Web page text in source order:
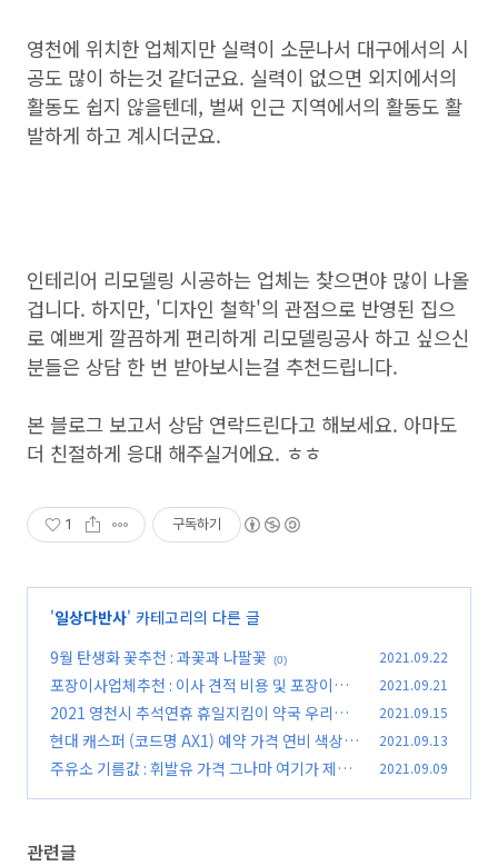
영천에 위치한 업체지만 실력이 소문나서 대구에서의 시
공도 많이 하는것 같더군요. 실력이 없으면 외지에서의
활동도 쉽지 않을텐데, 벌써 인근 지역에서의 활동도 활
발하게 하고 계시더군요.
인테리어 리모델링 시공하는 업체는 찾으면야 많이 나올
겁니다. 하지만, '디자인 철학'의 관점으로 반영된 집으
로 예쁘게 깔끔하게 편리하게 리모델링공사 하고 싶으신
분들은 상담 한 번 받아보시는걸 추천드립니다.
본 블로그 보고서 상담 연락드린다고 해보세요. 아마도
더 친절하게 응대 해주실거에요. ㅎㅎ
1 구독하기
'일상다반사' 카테고리의 다른 글
9월 탄생화 꽃추천 : 과꽃과 나팔꽃
(0) 2021.09.22
포장이사업체추천 : 이사 견적 비용 및 포장이사
잘하는곳 (0)
2021.09.21
2021 영천시 추석연휴 휴일지킴이 약국 우리동
네 약국(ft.비상진료기관)
(0)
2021.09.15
현대 캐스퍼 (코드명 AX1) 예약 가격 연비 색상
(0)
2021.09.13
주유소 기름값 : 휘발유 가격 그나마 여기가 제일
2021.09.09
관련글